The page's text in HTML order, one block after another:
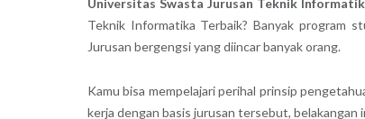
Universitas Swasta Jurusan Teknik
Teknik Informatika Terbaik? Banyak program
Jurusan bergengsi yang diincar banyak orang.
Kamu bisa mempelajari perihal prinsip
kerja dengan basis jurusan tersebut,